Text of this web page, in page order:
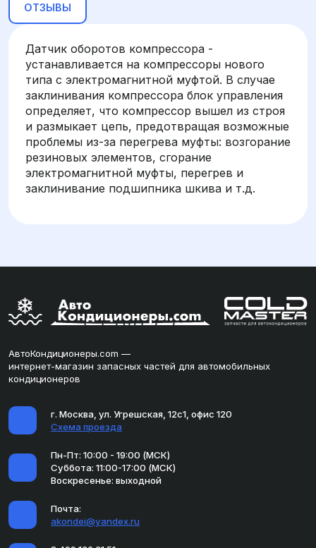
ОТЗЫВЫ
Датчик оборотов компрессора -
устанавливается на компрессоры нового
типа с электромагнитной муфтой. В случае
заклинивания компрессора блок управления
определяет, что компрессор вышел из строя
и размыкает цепь, предотвращая возможные
проблемы из-за перегрева муфты: возгорание
резиновых элементов, сгорание
электромагнитной муфты, перегрев и
заклинивание подшипника шкива и т.д.
АвтоКондиционеры.com —
интернет-магазин запасных частей для автомобильных
кондиционеров
г. Москва, ул. Угрешская, 12с1, офис 120
Схема проезда
Пн-Пт: 10:00 - 19:00 (МСК)
Суббота: 11:00-17:00 (МСК)
Воскресенье: выходной
Почта:
akondei@yandex.ru